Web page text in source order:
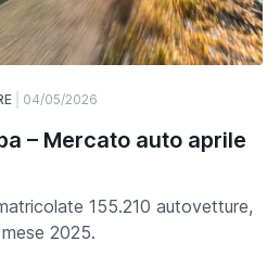
04/05/2026
– Mercato auto aprile
155.210 autovetture,
2025.